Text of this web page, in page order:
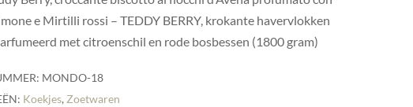
e Mirtilli rossi – TEDDY BERRY, krokante havervlokken
met citroenschil en rode bosbessen (1800 gram)
MONDO-18
Koekjes, Zoetwaren